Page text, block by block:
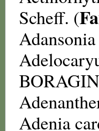
Scheff. (
Adenia